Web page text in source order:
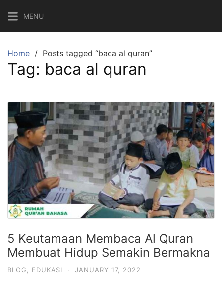
content
MENU
Home Posts tagged “baca al quran”
Tag: baca al quran
5 Keutamaan Membaca Al Quran
Membuat Hidup Semakin Bermakna
BLOG EDUKASI · JANUARY 17, 2022